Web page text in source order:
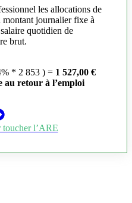
les allocations de
montant journalier fixe à
quotidien de
brut.
* 2 853 ) = 1 527,00 €
au retour à l’emploi
l’ARE